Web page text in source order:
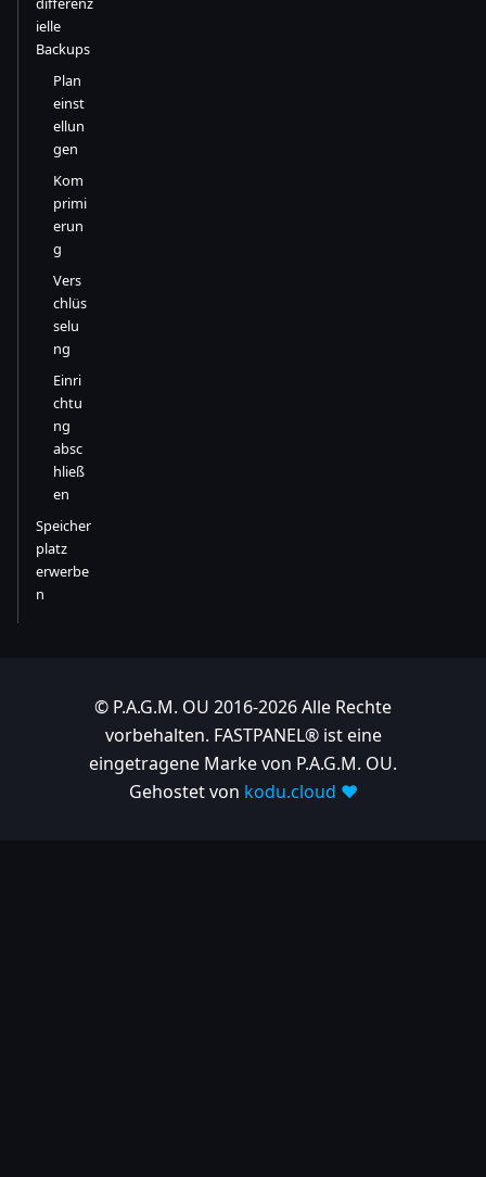
ielle
Backups
Plan
einst
ellun
gen
Kom
primi
erun
g
Vers
chlüs
selu
ng
Einri
chtu
ng
absc
hließ
en
Speicher
platz
erwerbe
n
© P.A.G.M. OU 2016-2026 Alle Rechte
vorbehalten. FASTPANEL® ist eine
eingetragene Marke von P.A.G.M. OU.
Gehostet von kodu.cloud ❤️